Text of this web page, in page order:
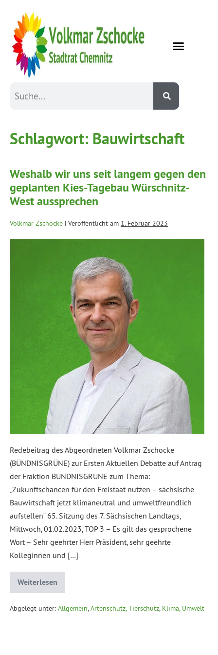
Schlagwort: Bauwirtschaft
Weshalb wir uns seit langem gegen den
geplanten Kies-Tagebau Würschnitz-
West aussprechen
Volkmar Zschocke | Veröffentlicht am 1. Februar 2023
Redebeitrag des Abgeordneten Volkmar Zschocke
(BÜNDNISGRÜNE) zur Ersten Aktuellen Debatte auf Antrag
der Fraktion BÜNDNISGRÜNE zum Thema:
„Zukunftschancen für den Freistaat nutzen – sächsische
Bauwirtschaft jetzt klimaneutral und umweltfreundlich
aufstellen“ 65. Sitzung des 7. Sächsischen Landtags,
Mittwoch, 01.02.2023, TOP 3 – Es gilt das gesprochene
Wort – Sehr geehrter Herr Präsident, sehr geehrte
Kolleginnen und […]
Weiterlesen
Abgelegt unter: Allgemein,Artenschutz, Tierschutz, Klima, Umwelt